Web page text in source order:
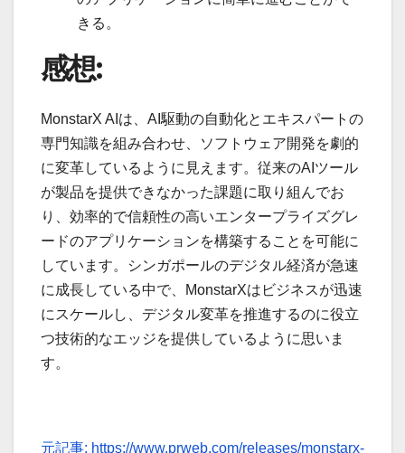
きる。
感想:
MonstarX AIは、AI駆動の自動化とエキスパートの
専門知識を組み合わせ、ソフトウェア開発を劇的
に変革しているように見えます。従来のAIツール
が製品を提供できなかった課題に取り組んでお
り、効率的で信頼性の高いエンタープライズグレ
ードのアプリケーションを構築することを可能に
しています。シンガポールのデジタル経済が急速
に成長している中で、MonstarXはビジネスが迅速
にスケールし、デジタル変革を推進するのに役立
つ技術的なエッジを提供しているように思いま
す。
元記事: https://www.prweb.com/releases/monstarx-